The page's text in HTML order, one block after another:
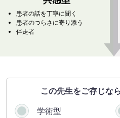
患者の話を丁寧に聞く
患者のつらさに寄り添う
伴走者
この​先生を​ご存じな
学術型